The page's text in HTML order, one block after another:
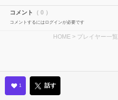
コメント （ 0 ）
コメントするにはログインが必要です
HOME > プレイヤー一覧
1 話す